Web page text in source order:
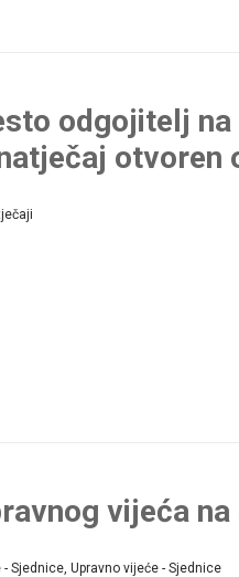
odgojitelj
otvoren
vijeća
- Sjednice, Upravno vijeće - Sjednice